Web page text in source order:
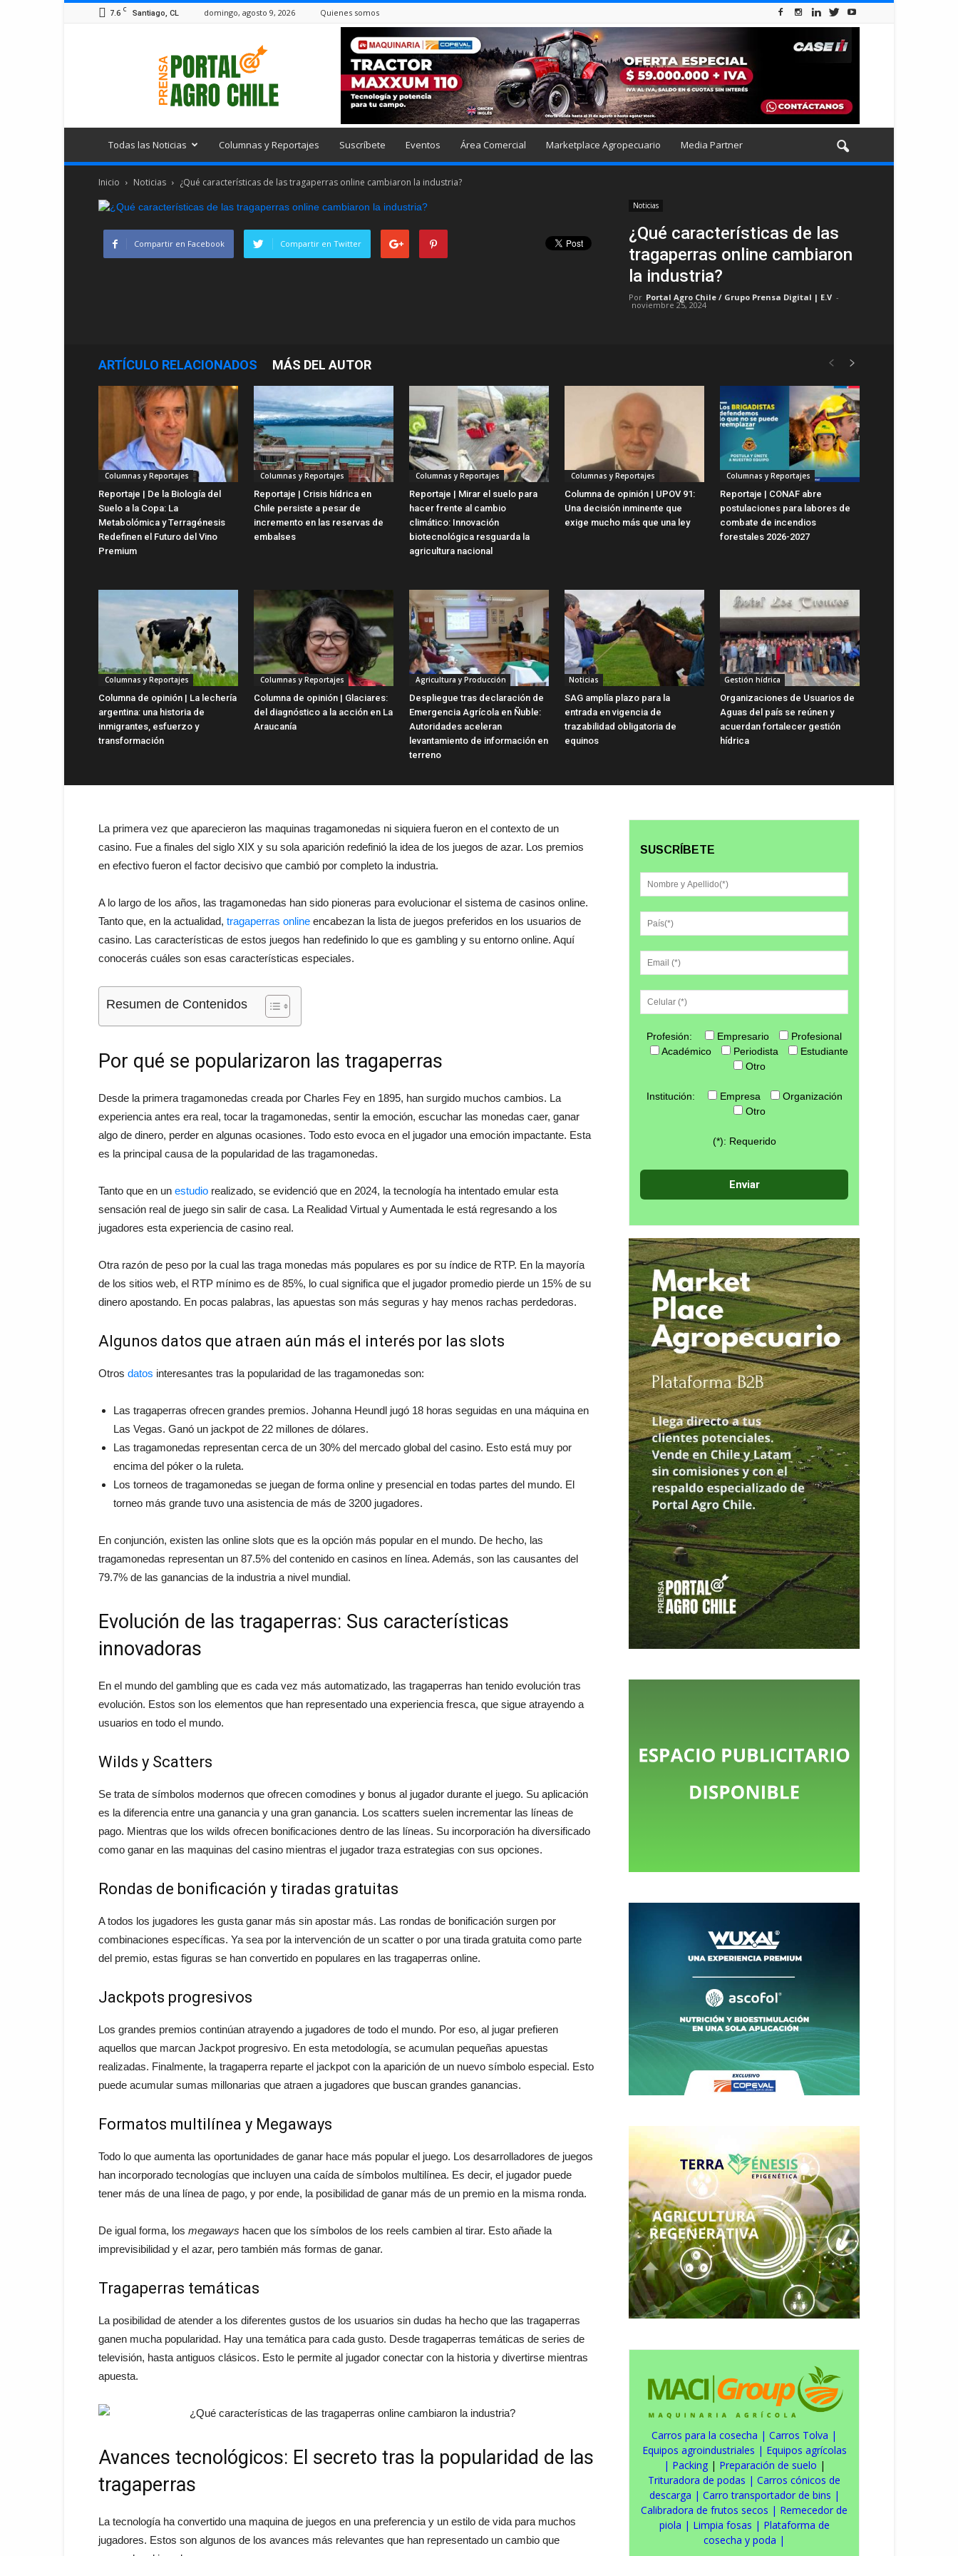
7.6 C Santiago, CL domingo, agosto 9, 2026 Quienes somos
Todas las Noticias Columnas y Reportajes Suscríbete Eventos Área Comercial Marketplace Agropecuario Media Partner
Inicio Noticias ¿Qué características de las tragaperras online cambiaron la industria?
Noticias
¿Qué características de las
tragaperras online cambiaron
la industria?
Por Portal Agro Chile / Grupo Prensa Digital | E.V -
noviembre 25, 2024
Compartir en Facebook Compartir en Twitter
ARTÍCULO RELACIONADOS MÁS DEL AUTOR
Columnas y Reportajes
Reportaje | De la Biología del
Suelo a la Copa: La
Metabolómica y Terragénesis
Redefinen el Futuro del Vino
Premium
Columnas y Reportajes
Reportaje | Crisis hídrica en
Chile persiste a pesar de
incremento en las reservas de
embalses
Columnas y Reportajes
Reportaje | Mirar el suelo para
hacer frente al cambio
climático: Innovación
biotecnológica resguarda la
agricultura nacional
Columnas y Reportajes
Columna de opinión | UPOV 91:
Una decisión inminente que
exige mucho más que una ley
Columnas y Reportajes
Reportaje | CONAF abre
postulaciones para labores de
combate de incendios
forestales 2026-2027
Columnas y Reportajes
Columna de opinión | La lechería
argentina: una historia de
inmigrantes, esfuerzo y
transformación
Columnas y Reportajes
Columna de opinión | Glaciares:
del diagnóstico a la acción en La
Araucanía
Agricultura y Producción
Despliegue tras declaración de
Emergencia Agrícola en Ñuble:
Autoridades aceleran
levantamiento de información en
terreno
Noticias
SAG amplía plazo para la
entrada en vigencia de
trazabilidad obligatoria de
equinos
Gestión hídrica
Organizaciones de Usuarios de
Aguas del país se reúnen y
acuerdan fortalecer gestión
hídrica
La primera vez que aparecieron las maquinas tragamonedas ni siquiera fueron en el contexto de un
casino. Fue a finales del siglo XIX y su sola aparición redefinió la idea de los juegos de azar. Los premios
en efectivo fueron el factor decisivo que cambió por completo la industria.
A lo largo de los años, las tragamonedas han sido pioneras para evolucionar el sistema de casinos online.
Tanto que, en la actualidad, tragaperras online encabezan la lista de juegos preferidos en los usuarios de
casino. Las características de estos juegos han redefinido lo que es gambling y su entorno online. Aquí
conocerás cuáles son esas características especiales.
Resumen de Contenidos
Por qué se popularizaron las tragaperras
Desde la primera tragamonedas creada por Charles Fey en 1895, han surgido muchos cambios. La
experiencia antes era real, tocar la tragamonedas, sentir la emoción, escuchar las monedas caer, ganar
algo de dinero, perder en algunas ocasiones. Todo esto evoca en el jugador una emoción impactante. Esta
es la principal causa de la popularidad de las tragamonedas.
Tanto que en un estudio realizado, se evidenció que en 2024, la tecnología ha intentado emular esta
sensación real de juego sin salir de casa. La Realidad Virtual y Aumentada le está regresando a los
jugadores esta experiencia de casino real.
Otra razón de peso por la cual las traga monedas más populares es por su índice de RTP. En la mayoría
de los sitios web, el RTP mínimo es de 85%, lo cual significa que el jugador promedio pierde un 15% de su
dinero apostando. En pocas palabras, las apuestas son más seguras y hay menos rachas perdedoras.
Algunos datos que atraen aún más el interés por las slots
Otros datos interesantes tras la popularidad de las tragamonedas son:
Las tragaperras ofrecen grandes premios. Johanna Heundl jugó 18 horas seguidas en una máquina en
Las Vegas. Ganó un jackpot de 22 millones de dólares.
Las tragamonedas representan cerca de un 30% del mercado global del casino. Esto está muy por
encima del póker o la ruleta.
Los torneos de tragamonedas se juegan de forma online y presencial en todas partes del mundo. El
torneo más grande tuvo una asistencia de más de 3200 jugadores.
En conjunción, existen las online slots que es la opción más popular en el mundo. De hecho, las
tragamonedas representan un 87.5% del contenido en casinos en línea. Además, son las causantes del
79.7% de las ganancias de la industria a nivel mundial.
Evolución de las tragaperras: Sus características
innovadoras
En el mundo del gambling que es cada vez más automatizado, las tragaperras han tenido evolución tras
evolución. Estos son los elementos que han representado una experiencia fresca, que sigue atrayendo a
usuarios en todo el mundo.
Wilds y Scatters
Se trata de símbolos modernos que ofrecen comodines y bonus al jugador durante el juego. Su aplicación
es la diferencia entre una ganancia y una gran ganancia. Los scatters suelen incrementar las líneas de
pago. Mientras que los wilds ofrecen bonificaciones dentro de las líneas. Su incorporación ha diversificado
como ganar en las maquinas del casino mientras el jugador traza estrategias con sus opciones.
Rondas de bonificación y tiradas gratuitas
A todos los jugadores les gusta ganar más sin apostar más. Las rondas de bonificación surgen por
combinaciones específicas. Ya sea por la intervención de un scatter o por una tirada gratuita como parte
del premio, estas figuras se han convertido en populares en las tragaperras online.
Jackpots progresivos
Los grandes premios continúan atrayendo a jugadores de todo el mundo. Por eso, al jugar prefieren
aquellos que marcan Jackpot progresivo. En esta metodología, se acumulan pequeñas apuestas
realizadas. Finalmente, la tragaperra reparte el jackpot con la aparición de un nuevo símbolo especial. Esto
puede acumular sumas millonarias que atraen a jugadores que buscan grandes ganancias.
Formatos multilínea y Megaways
Todo lo que aumenta las oportunidades de ganar hace más popular el juego. Los desarrolladores de juegos
han incorporado tecnologías que incluyen una caída de símbolos multilínea. Es decir, el jugador puede
tener más de una línea de pago, y por ende, la posibilidad de ganar más de un premio en la misma ronda.
De igual forma, los megaways hacen que los símbolos de los reels cambien al tirar. Esto añade la
imprevisibilidad y el azar, pero también más formas de ganar.
Tragaperras temáticas
La posibilidad de atender a los diferentes gustos de los usuarios sin dudas ha hecho que las tragaperras
ganen mucha popularidad. Hay una temática para cada gusto. Desde tragaperras temáticas de series de
televisión, hasta antiguos clásicos. Esto le permite al jugador conectar con la historia y divertirse mientras
apuesta.
Avances tecnológicos: El secreto tras la popularidad de las
tragaperras
La tecnología ha convertido una maquina de juegos en una preferencia y un estilo de vida para muchos
jugadores. Estos son algunos de los avances más relevantes que han representado un cambio que
SUSCRÍBETE
Profesión: Empresario
Profesional
Académico
Periodista
Estudiante
Otro
Institución: Empresa
Organización
Otro
(*): Requerido
Carros para la cosecha | Carros Tolva |
Equipos agroindustriales | Equipos agrícolas
| Packing| Preparación de suelo |
Trituradora de podas | Carros cónicos de
descarga | Carro transportador de bins |
Calibradora de frutos secos | Remecedor de
piola | Limpia fosas | Plataforma de
cosecha y poda |